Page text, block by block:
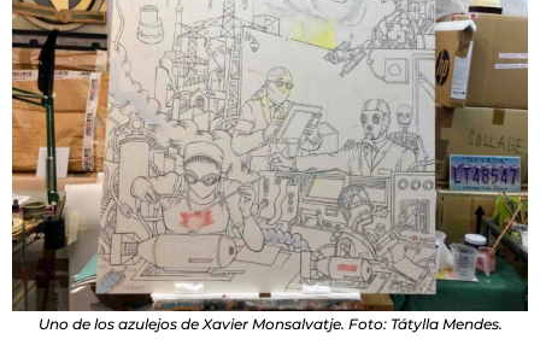
Uno de los azulejos de Xavier Monsalvatje. Foto: Tátylla Mendes.